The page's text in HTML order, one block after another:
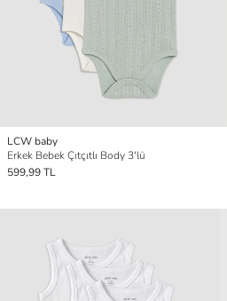
LCW baby
Erkek Bebek Çıtçıtlı Body 3'lü
599,99 TL